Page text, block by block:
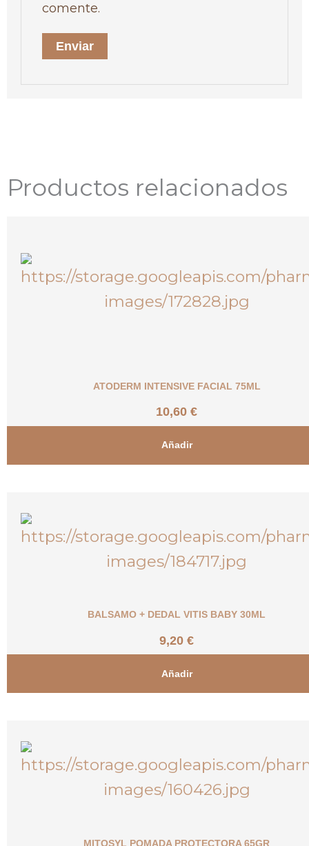
comente.
Productos relacionados
ATODERM INTENSIVE FACIAL 75ML
10,60 €
Añadir
BALSAMO + DEDAL VITIS BABY 30ML
9,20 €
Añadir
MITOSYL POMADA PROTECTORA 65GR